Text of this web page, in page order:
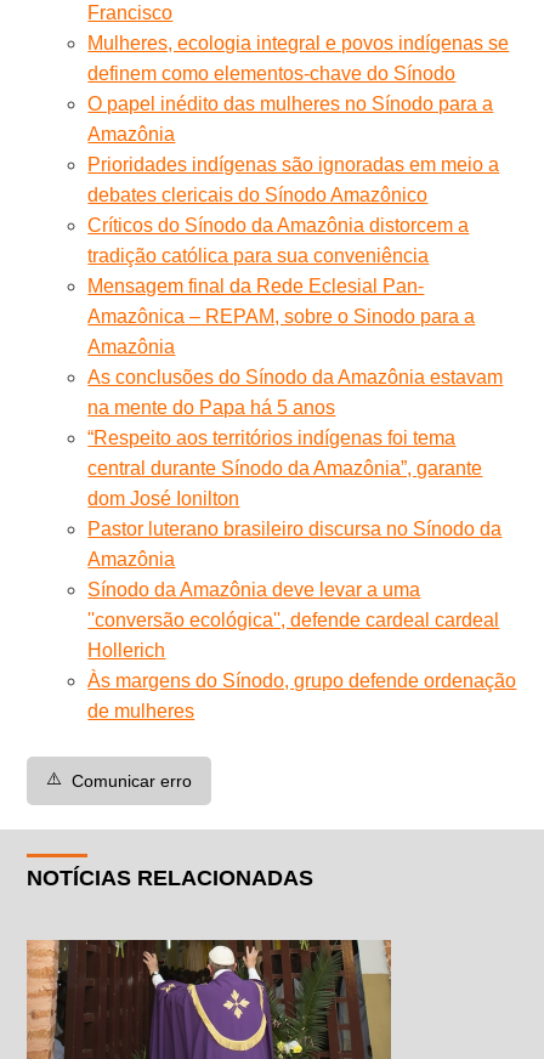
Francisco
Mulheres, ecologia integral e povos indígenas se
definem como elementos-chave do Sínodo
O papel inédito das mulheres no Sínodo para a
Amazônia
Prioridades indígenas são ignoradas em meio a
debates clericais do Sínodo Amazônico
Críticos do Sínodo da Amazônia distorcem a
tradição católica para sua conveniência
Mensagem final da Rede Eclesial Pan-
Amazônica – REPAM, sobre o Sinodo para a
Amazônia
As conclusões do Sínodo da Amazônia estavam
na mente do Papa há 5 anos
“Respeito aos territórios indígenas foi tema
central durante Sínodo da Amazônia”, garante
dom José Ionilton
Pastor luterano brasileiro discursa no Sínodo da
Amazônia
Sínodo da Amazônia deve levar a uma
''conversão ecológica'', defende cardeal cardeal
Hollerich
Às margens do Sínodo, grupo defende ordenação
de mulheres
⚠️ Comunicar erro
NOTÍCIAS RELACIONADAS